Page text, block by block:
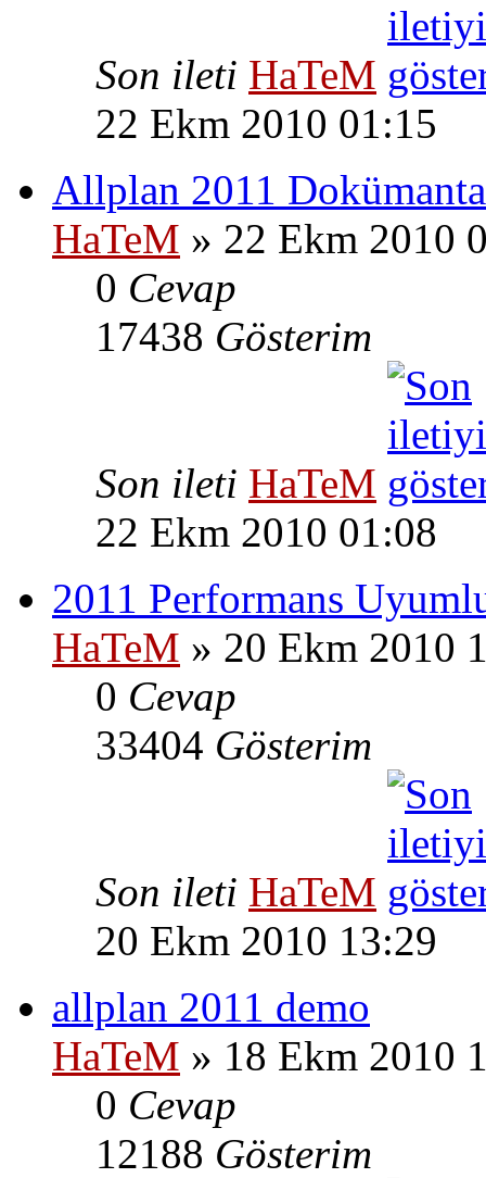
Son ileti HaTeM
22 Ekm 2010 01:15
Allplan 2011
HaTeM » 22 Ekm 2010
0 Cevap
17438 Gösterim
Son ileti HaTeM
22 Ekm 2010 01:08
2011 Performans
HaTeM » 20 Ekm 2010
0 Cevap
33404 Gösterim
Son ileti HaTeM
20 Ekm 2010 13:29
allplan 2011 demo
HaTeM » 18 Ekm 2010
0 Cevap
12188 Gösterim